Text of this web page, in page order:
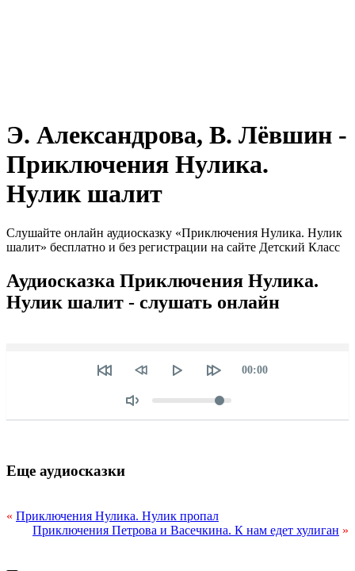
Э. Александрова, В. Лёвшин -
Приключения Нулика.
Нулик шалит
Слушайте онлайн аудиосказку «Приключения Нулика. Нулик
шалит» бесплатно и без регистрации на сайте Детский Класс
Аудиосказка Приключения Нулика.
Нулик шалит - слушать онлайн
Текущее
00:00
Еще аудиосказки
« Приключения Нулика. Нулик пропал
Приключения Петрова и Васечкина. К нам едет хулиган »